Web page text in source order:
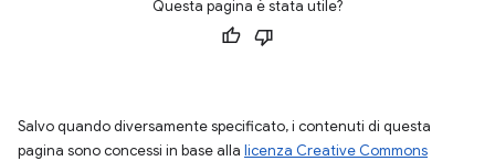
Questa pagina è stata utile?
Salvo quando diversamente specificato, i contenuti di questa
pagina sono concessi in base alla licenza Creative Commons